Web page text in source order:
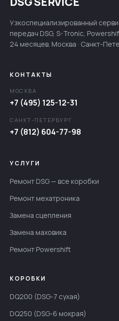
Узкоспециализированный
передач DSG, S-Tronic,
24 месяцев. Москва · Санкт-
КОНТАКТЫ
МОСКВА
+7 (495) 125-12-31
САНКТ-ПЕТЕРБУРГ
+7 (812) 604-77-98
УСЛУГИ
Ремонт DSG — все коробки
Ремонт мехатроника
Замена сцепления
Замена маховика
Ремонт Powershift
КОРОБКИ
DQ200 (DSG-7 сухая)
DQ250 (DSG-6 мокрая)